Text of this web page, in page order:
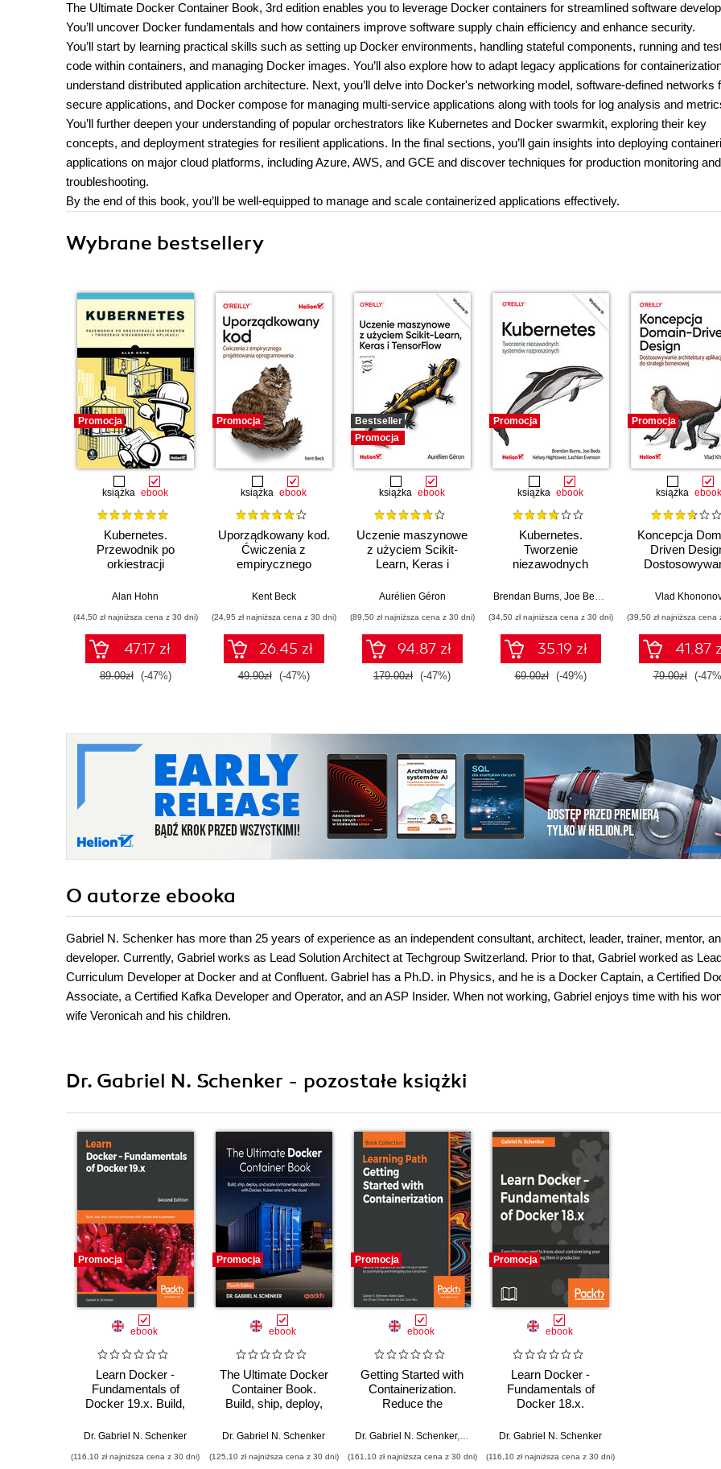
The Ultimate Docker Container Book, 3rd edition enables you to leverage Docker containers for streamlined software
You’ll uncover Docker fundamentals and how containers improve software supply chain efficiency and enhance security.
You’ll start by learning practical skills such as setting up Docker environments, handling stateful components, running and
code within containers, and managing Docker images. You’ll also explore how to adapt legacy applications for
understand distributed application architecture. Next, you’ll delve into Docker's networking model, software-defined networks
secure applications, and Docker compose for managing multi-service applications along with tools for log analysis and
You’ll further deepen your understanding of popular orchestrators like Kubernetes and Docker swarmkit, exploring their key
concepts, and deployment strategies for resilient applications. In the final sections, you’ll gain insights into deploying
applications on major cloud platforms, including Azure, AWS, and GCE and discover techniques for production monitoring and
troubleshooting.
By the end of this book, you’ll be well-equipped to manage and scale containerized applications effectively.
Wybrane bestsellery
Promocja
książka ebook
Kubernetes.
Przewodnik po
orkiestracji
tworzeniu
aplikacji
Alan Hohn
(44,50 zł najniższa cena z 30 dni)
47.17 zł
89.00zł (-47%)
Promocja
książka ebook
Uporządkowany kod.
Ćwiczenia z
empirycznego
oprogramowania
Kent Beck
(24,95 zł najniższa cena z 30 dni)
26.45 zł
49.90zł (-47%)
Bestseller
Promocja
książka ebook
Uczenie maszynowe
z użyciem Scikit-
Learn, Keras i
III
Aurélien Géron
(89,50 zł najniższa cena z 30 dni)
94.87 zł
179.00zł (-47%)
Promocja
książka ebook
Kubernetes.
Tworzenie
niezawodnych
rozproszonych.
Brendan Burns, Joe Beda Kelsey Hightower,
(34,50 zł najniższa cena z 30 dni)
35.19 zł
69.00zł (-49%)
Promocja
książka ebook
Koncepcja
Driven
do strategii
Vlad
(39,50 zł najniższa cena
41.87
79.00zł (-
O autorze ebooka
Gabriel N. Schenker has more than 25 years of experience as an independent consultant, architect, leader, trainer, mentor,
developer. Currently, Gabriel works as Lead Solution Architect at Techgroup Switzerland. Prior to that, Gabriel worked as
Curriculum Developer at Docker and at Confluent. Gabriel has a Ph.D. in Physics, and he is a Docker Captain, a Certified
Associate, a Certified Kafka Developer and Operator, and an ASP Insider. When not working, Gabriel enjoys time with his
wife Veronicah and his children.
Dr. Gabriel N. Schenker - pozostałe książki
Promocja
ebook
Learn Docker -
Fundamentals of
Docker 19.x. Build,
containers with
Kubernetes - Second
Dr. Gabriel N. Schenker
(116,10 zł najniższa cena z 30 dni)
Promocja
ebook
The Ultimate Docker
Container Book.
Build, ship, deploy,
containerized
Docker, Kubernetes,
Dr. Gabriel N. Schenker
(125,10 zł najniższa cena z 30 dni)
Promocja
ebook
Getting Started with
Containerization.
Reduce the
your system by
managing your
Dr. Gabriel N. Schenker, Hideto Saito,Hui-Chuan Chloe Lee
(161,10 zł najniższa cena z 30 dni)
Promocja
ebook
Learn Docker -
Fundamentals of
Docker 18.x.
to know about
applications and
Dr. Gabriel N. Schenker
(116,10 zł najniższa cena z 30 dni)